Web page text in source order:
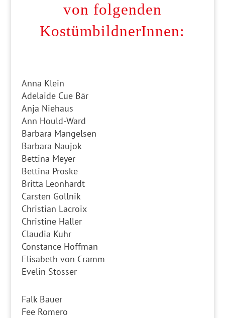
von folgenden
KostümbildnerInnen:
Anna Klein
Adelaide Cue Bär
Anja Niehaus
Ann Hould-Ward
Barbara Mangelsen
Barbara Naujok
Bettina Meyer
Bettina Proske
Britta Leonhardt
Carsten Gollnik
Christian Lacroix
Christine Haller
Claudia Kuhr
Constance Hoffman
Elisabeth von Cramm
Evelin Stösser
Falk Bauer
Fee Romero